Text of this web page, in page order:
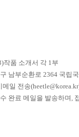
작품 소개서 각 1부
남부순환로 2364 국립
일 전송
완료 메일을 발송하며,